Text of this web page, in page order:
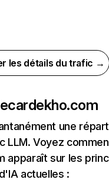
les détails du trafic →
cardekho.com
une
LLM. Voyez
apparaît sur les
actuelles :